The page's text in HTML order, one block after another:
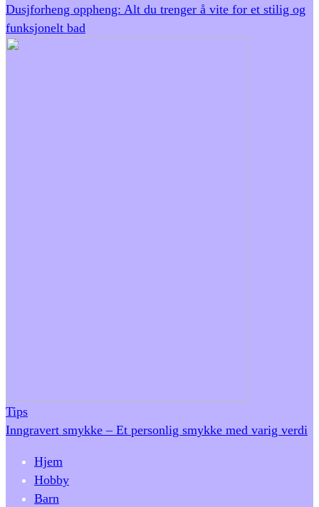
Dusjforheng oppheng: Alt du trenger å vite for et stilig og
funksjonelt bad
Tips
Inngravert smykke – Et personlig smykke med varig verdi
Hjem
Hobby
Barn